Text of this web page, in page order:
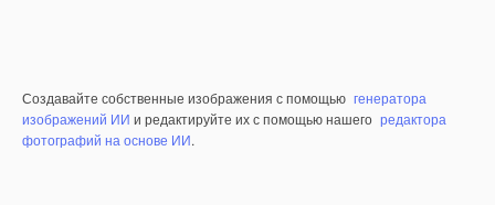
Создавайте собственные изображения с помощью генератора
изображений ИИ и редактируйте их с помощью нашего редактора
фотографий на основе ИИ.